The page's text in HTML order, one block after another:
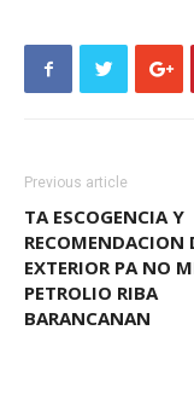
Previous article
TA ESCOGENCIA Y
RECOMENDACION
EXTERIOR PA NO
PETROLIO RIBA
BARANCANAN